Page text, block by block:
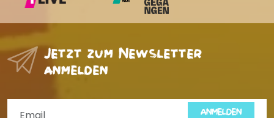
Jetzt zum Newsletter
anmelden
ANMELDEN